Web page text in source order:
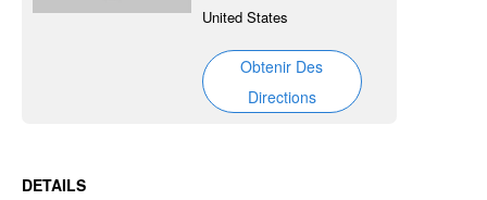
United States
Obtenir Des
Directions
DETAILS